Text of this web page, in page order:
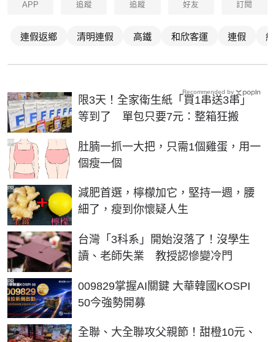
APP 追蹤 追蹤 好友 訂閱
連假返鄉 清明連假 高鐵 和欣客運 連假
限3天！全家衛生紙「買1串送3串」
等到了 單包只要7元：整箱狂搬
肚腩一抓一大把，只需1個雞蛋，用一
個瘦一個
PR
減肥首選，檸檬加它，堅持一週，腰
細了，瘦到你懷疑人生
PR
台灣「3科系」開始沒落了！沒學生
讀、老師失業 教授認慘變冷門
009829掌握AI關鍵 大華韓國KOSPI
50今強勢開募
PR
全聯、大全聯攻父親節！甜橙10元、
Recommended by